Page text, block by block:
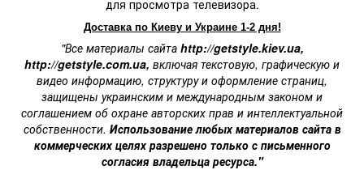
для просмотра телевизора.
Доставка по Киеву и Украине 1-2 дня!
"Все материалы сайта http://getstyle.kiev.ua,
http://getstyle.com.ua, включая текстовую, графическую и
видео информацию, структуру и оформление страниц,
защищены украинским и международным законом и
соглашением об охране авторских прав и интеллектуальной
собственности. Использование любых материалов сайта в
коммерческих целях разрешено только с письменного
согласия владельца ресурса."